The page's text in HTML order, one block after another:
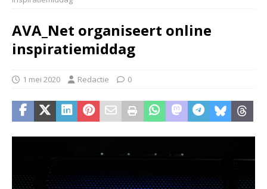
AVA_Net organiseert online
inspiratiemiddag
1 mei 2020 Redactie 0